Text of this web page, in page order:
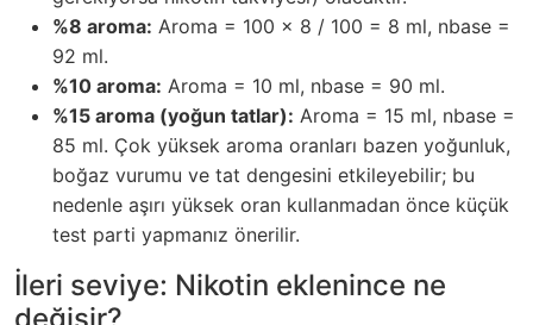
%8 aroma: Aroma = 100 x 8 / 100 = 8 ml, nbase =
92 ml.
%10 aroma: Aroma = 10 ml, nbase = 90 ml.
%15 aroma (yoğun tatlar): Aroma = 15 ml, nbase =
85 ml. Çok yüksek aroma oranları bazen yoğunluk,
boğaz vurumu ve tat dengesini etkileyebilir; bu
nedenle aşırı yüksek oran kullanmadan önce küçük
test parti yapmanız önerilir.
İleri seviye: Nikotin eklenince ne